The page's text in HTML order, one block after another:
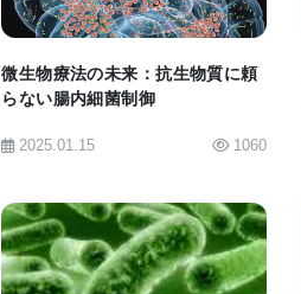
で効果が認められればワクチ
現在、治験段階のエボラワク
DNAベースのプラスミド・ワ
ルスと同科のウイルスを使い
弱毒化生ワクチン、やはり重
微生物療法の未来：抗生物質に頼
らない腸内細菌制御
2025.01.15 1060
BIOMARKET JP